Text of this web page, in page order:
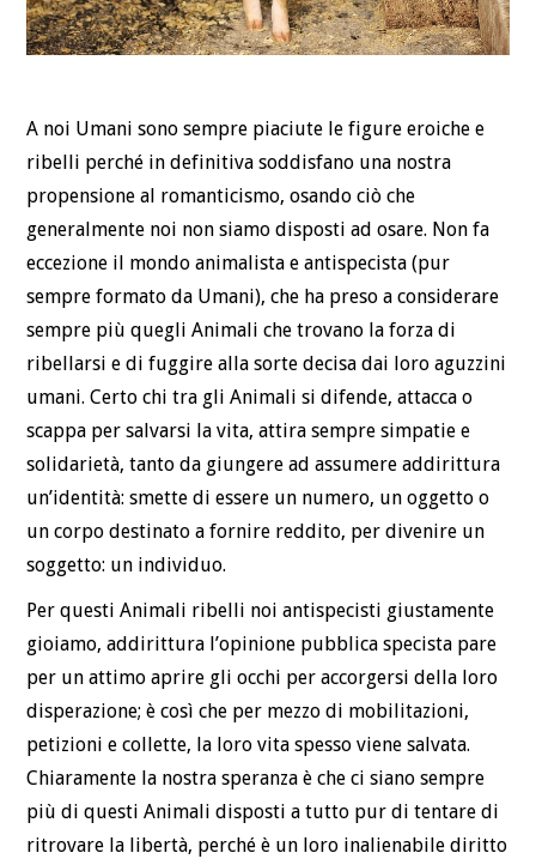
A noi Umani sono sempre piaciute le figure eroiche e
ribelli perché in definitiva soddisfano una nostra
propensione al romanticismo, osando ciò che
generalmente noi non siamo disposti ad osare. Non fa
eccezione il mondo animalista e antispecista (pur
sempre formato da Umani), che ha preso a considerare
sempre più quegli Animali che trovano la forza di
ribellarsi e di fuggire alla sorte decisa dai loro aguzzini
umani. Certo chi tra gli Animali si difende, attacca o
scappa per salvarsi la vita, attira sempre simpatie e
solidarietà, tanto da giungere ad assumere addirittura
un’identità: smette di essere un numero, un oggetto o
un corpo destinato a fornire reddito, per divenire un
soggetto: un individuo.
Per questi Animali ribelli noi antispecisti giustamente
gioiamo, addirittura l’opinione pubblica specista pare
per un attimo aprire gli occhi per accorgersi della loro
disperazione; è così che per mezzo di mobilitazioni,
petizioni e collette, la loro vita spesso viene salvata.
Chiaramente la nostra speranza è che ci siano sempre
più di questi Animali disposti a tutto pur di tentare di
ritrovare la libertà, perché è un loro inalienabile diritto